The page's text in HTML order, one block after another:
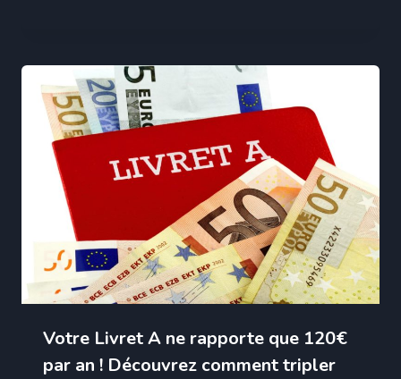
Votre Livret A ne rapporte que 120€
par an ! Découvrez comment tripler